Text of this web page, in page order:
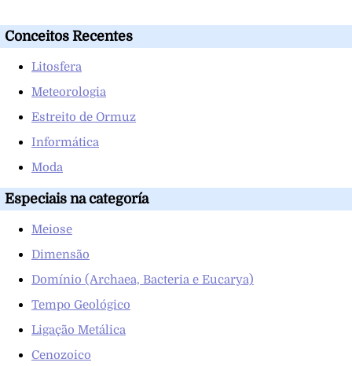
Conceitos Recentes
Litosfera
Meteorologia
Estreito de Ormuz
Informática
Moda
Especiais na categoría
Meiose
Dimensão
Domínio (Archaea, Bacteria e Eucarya)
Tempo Geológico
Ligação Metálica
Cenozoico